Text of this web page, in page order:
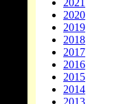
2021
2020
2019
2018
2017
2016
2015
2014
2013